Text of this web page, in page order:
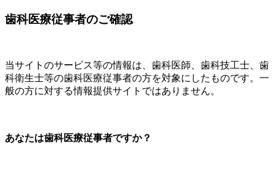
歯科医療従事者のご確認
当サイトのサービス等の情報は、歯科医師、歯科技工士、歯
科衛生士等の歯科医療従事者の方を対象にしたものです。一
般の方に対する情報提供サイトではありません。
あなたは歯科医療従事者ですか？